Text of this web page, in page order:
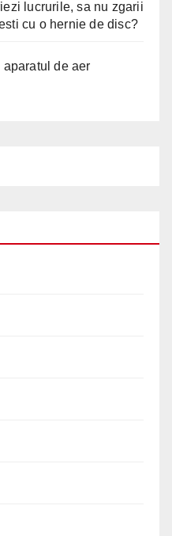
lucrurile, sa nu zgarii
cu o hernie de disc?
de aer